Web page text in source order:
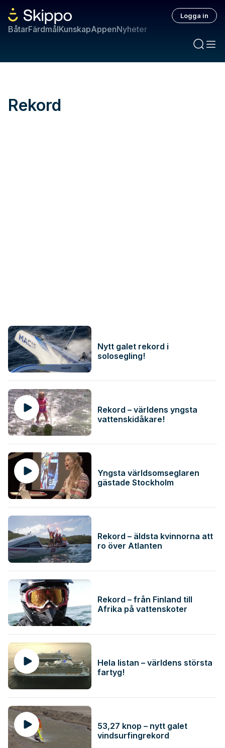
BåtarFärdmålKunskapAppenNyheter
Logga in
Rekord
Nytt galet rekord i
solosegling!
Rekord – världens yngsta
vattenskidåkare!
Yngsta världsomseglaren
gästade Stockholm
Rekord – äldsta kvinnorna att
ro över Atlanten
Rekord – från Finland till
Afrika på vattenskoter
Hela listan – världens största
fartyg!
53,27 knop – nytt galet
vindsurfingrekord